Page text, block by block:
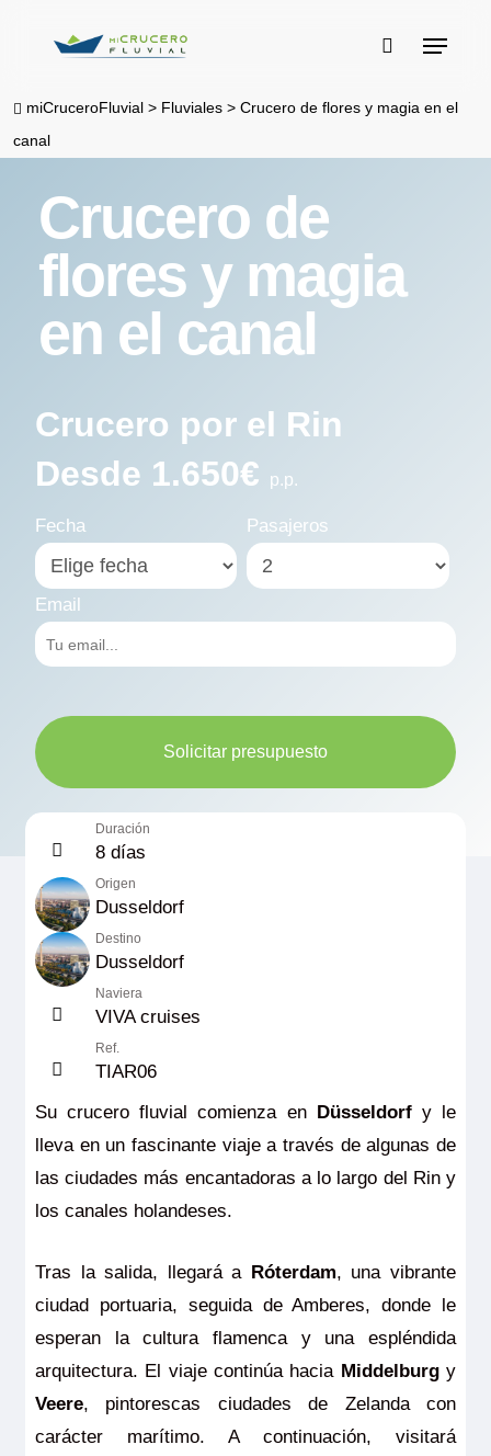
content
buscar
Menu
miCruceroFluvial > Fluviales >Crucero de flores y magia en el
canal
Crucero de
flores y magia
en el canal
Crucero por el Rin
Desde 1.650€
p.p.
Fecha Pasajeros
Email
Solicitar presupuesto
Duración
8 días
Origen
Dusseldorf
Destino
Dusseldorf
Naviera
VIVA cruises
Ref.
TIAR06
Su crucero fluvial comienza en Düsseldorfy le
lleva en un fascinante viaje a través de algunas de
las ciudades más encantadoras a lo largo del Rin y
los canales holandeses.
Tras la salida, llegará a Róterdam, una vibrante
ciudad portuaria, seguida de Amberes, donde le
esperan la cultura flamenca y una espléndida
arquitectura. El viaje continúa hacia Middelburgy
Veere, pintorescas ciudades de Zelanda con
carácter marítimo. A continuación, visitará